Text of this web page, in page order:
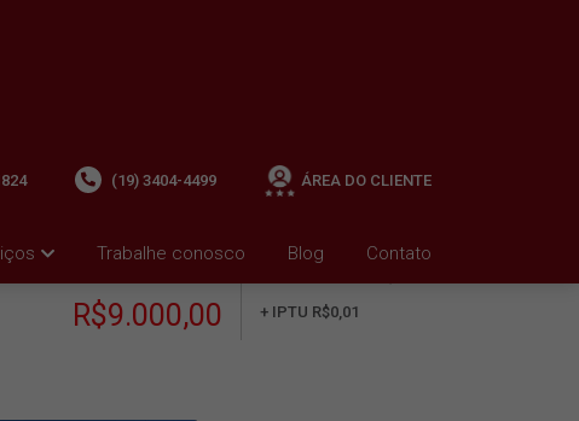
Trabalhe conosco Blog Contato
(19) 3404-4499 ÁREA DO CLIENTE
R$9.000,00
+ IPTU R$0,01